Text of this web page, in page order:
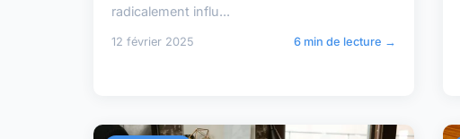
radicalement influ...
12 février 2025 6 min de lecture →